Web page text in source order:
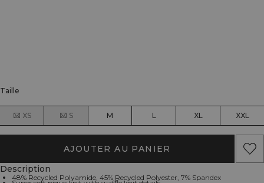
Taille
XS S M L XL XXL
AJOUTER AU PANIER
Description
48% Recycled Polyamide, 45% Recycled Polyester, 7% Spandex